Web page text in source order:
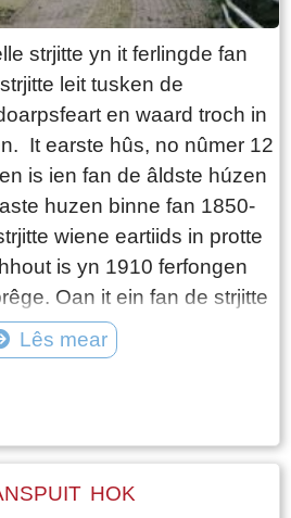
strjitte yn it ferlingde fan
leit tusken de
en waard troch in
It earste hûs, no nûmer 12
is ien fan de âldste húzen
huzen binne fan 1850-
wiene eartiids in protte
is yn 1910 ferfongen
Oan it ein fan de strjitte
wynserfeart.
Lês mear
HOK